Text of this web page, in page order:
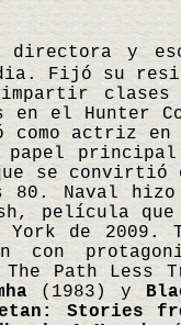
y
Fijó su
impartir
en el Hunter
como actriz en
principal
se
80. Naval hizo
película
York de 2009.
The Path
(1983) y
Stories